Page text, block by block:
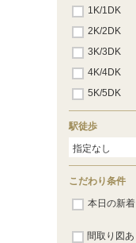
1K/1DK
2K/2DK
3K/3DK
4K/4DK
5K/5DK
駅徒歩
こだわり条件
本日の新着
間取り図あ